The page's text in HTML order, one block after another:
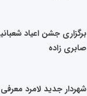
برگزاری جشن اعیاد
صابری زاده
شهردار جدید لامرد